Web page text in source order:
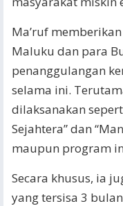
Ma’ruf
Maluku dan para
penanggulangan
selama ini.
dilaksanakan
Sejahtera” dan
maupun program
Secara khusus, ia
yang tersisa 3